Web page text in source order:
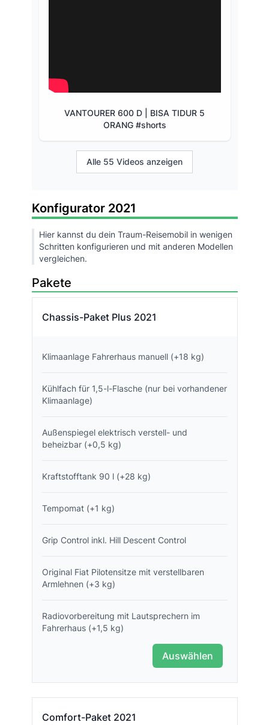
VANTOURER 600 D | BISA TIDUR 5
ORANG #shorts
Alle 55 Videos anzeigen
Konfigurator 2021
Hier kannst du dein Traum-Reisemobil in wenigen
Schritten konfigurieren und mit anderen Modellen
vergleichen.
Pakete
Chassis-Paket Plus 2021
Klimaanlage Fahrerhaus manuell (+18 kg)
Kühlfach für 1,5-l-Flasche (nur bei vorhandener
Klimaanlage)
Außenspiegel elektrisch verstell- und
beheizbar (+0,5 kg)
Kraftstofftank 90 l (+28 kg)
Tempomat (+1 kg)
Grip Control inkl. Hill Descent Control
Original Fiat Pilotensitze mit verstellbaren
Armlehnen (+3 kg)
Radiovorbereitung mit Lautsprechern im
Fahrerhaus (+1,5 kg)
Auswählen
Comfort-Paket 2021